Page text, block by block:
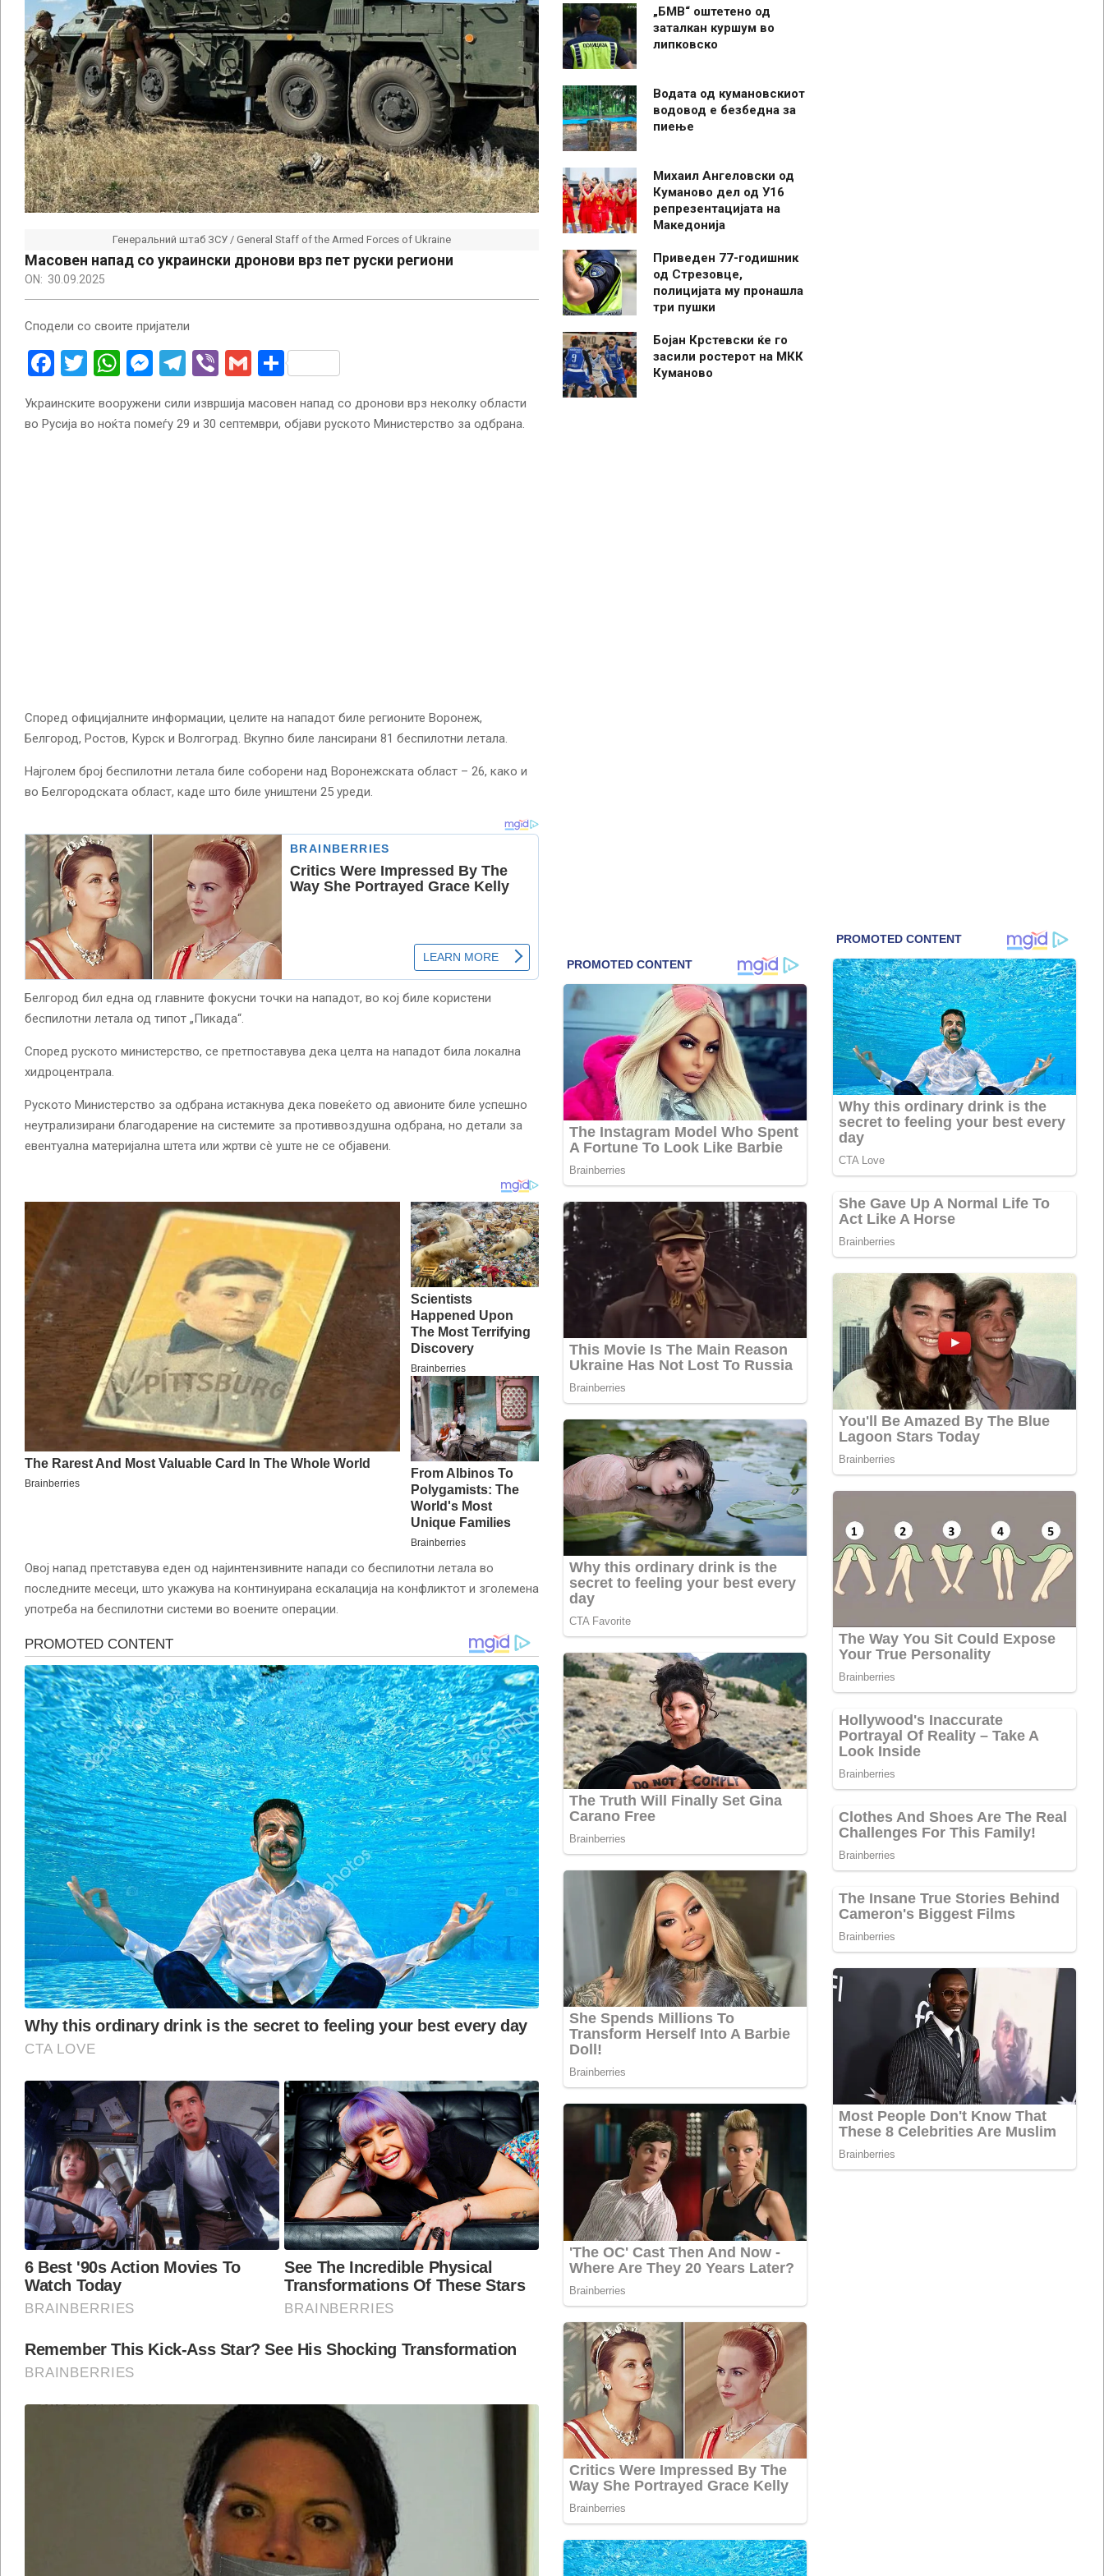
Генеральний штаб ЗСУ / General Staff of the Armed Forces of Ukraine
Масовен напад со украински дронови врз пет руски региони
ON: 30.09.2025
Сподели со своите пријатели
Facebook
Twitter
WhatsApp
Messenger
Telegram
ViberGmailShare
Украинските вооружени сили извршија масовен напад со дронови врз неколку области
во Русија во ноќта помеѓу 29 и 30 септември, објави руското Министерство за одбрана.
Според официјалните информации, целите на нападот биле регионите Воронеж,
Белгород, Ростов, Курск и Волгоград. Вкупно биле лансирани 81 беспилотни летала.
Најголем број беспилотни летала биле соборени над Воронежската област – 26, како и
во Белгородската област, каде што биле уништени 25 уреди.
Белгород бил една од главните фокусни точки на нападот, во кој биле користени
беспилотни летала од типот „Пикада“.
Според руското министерство, се претпоставува дека целта на нападот била локална
хидроцентрала.
Руското Министерство за одбрана истакнува дека повеќето од авионите биле успешно
неутрализирани благодарение на системите за противвоздушна одбрана, но детали за
евентуална материјална штета или жртви сè уште не се објавени.
Овој напад претставува еден од најинтензивните напади со беспилотни летала во
последните месеци, што укажува на континуирана ескалација на конфликтот и зголемена
употреба на беспилотни системи во воените операции.
„БМВ“ оштетено од
заталкан куршум во
липковско
Водата од кумановскиот
водовод е безбедна за
пиење
Михаил Ангеловски од
Куманово дел од У16
репрезентацијата на
Македонија
Приведен 77-годишник
од Стрезовце,
полицијата му пронашла
три пушки
Бојан Крстевски ќе го
засили ростерот на МКК
Куманово